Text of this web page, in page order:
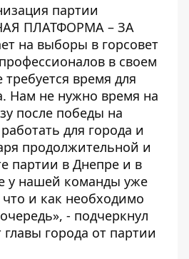
партии
ПЛАТФОРМА – ЗА
на выборы в горсовет
в своем
время для
Нам не нужно время на
после победы на
для города и
продолжительной и
партии в Днепре и в
у нашей команды уже
и как необходимо
- подчеркнул
главы города от партии